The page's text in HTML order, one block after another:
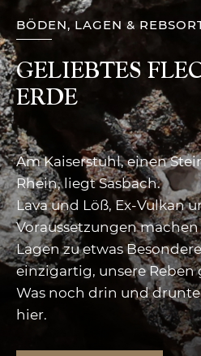
BÖDEN, LAGEN &
GELIEBTES
ERDE
Am Kaiserstuhl, einen
Rhein, liegt Sasbach.
Lava und Löß, Ex-Vulkan
Voraussetzungen machen
Lagen zu etwas
einzigartig, unsere Reben
Was noch drin und
hier.